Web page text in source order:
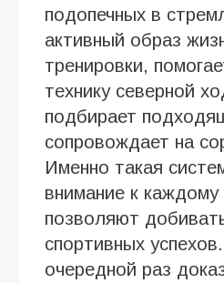
подопечных в
активный образ
тренировки,
технику северной
подбирает
сопровождает на
Именно такая
внимание к каждому
позволяют
спортивных
очередной раз